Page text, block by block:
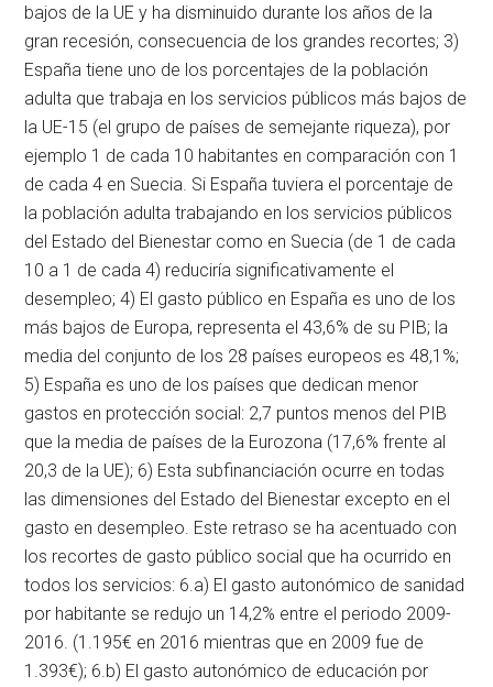
bajos de la UE y ha disminuido durante los años de la
gran recesión, consecuencia de los grandes recortes; 3)
España tiene uno de los porcentajes de la población
adulta que trabaja en los servicios públicos más bajos de
la UE-15 (el grupo de países de semejante riqueza), por
ejemplo 1 de cada 10 habitantes en comparación con 1
de cada 4 en Suecia. Si España tuviera el porcentaje de
la población adulta trabajando en los servicios públicos
del Estado del Bienestar como en Suecia (de 1 de cada
10 a 1 de cada 4) reduciría significativamente el
desempleo; 4) El gasto público en España es uno de los
más bajos de Europa, representa el 43,6% de su PIB; la
media del conjunto de los 28 países europeos es 48,1%;
5) España es uno de los países que dedican menor
gastos en protección social: 2,7 puntos menos del PIB
que la media de países de la Eurozona (17,6% frente al
20,3 de la UE); 6) Esta subfinanciación ocurre en todas
las dimensiones del Estado del Bienestar excepto en el
gasto en desempleo. Este retraso se ha acentuado con
los recortes de gasto público social que ha ocurrido en
todos los servicios: 6.a) El gasto autonómico de sanidad
por habitante se redujo un 14,2% entre el periodo 2009-
2016. (1.195€ en 2016 mientras que en 2009 fue de
1.393€); 6.b) El gasto autonómico de educación por